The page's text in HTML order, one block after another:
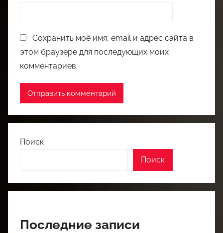
Сохранить моё имя, email и адрес сайта в
этом браузере для последующих моих
комментариев.
Поиск
Поиск
Последние записи